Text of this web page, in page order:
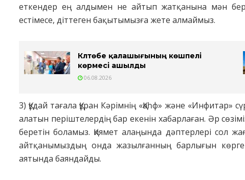
еткендер ең алдымен не айтып жатқанына мән
естімесе, діттеген бақытымызға жете алмаймыз.
Күлтөбе қалашығының көшпелі
көрмесі ашылды
06.08.2026
3) Құдай тағала Құран Кәрімнің «Қаһф» және
алатын періштелердің бар екенін хабарлаған. Әр
беретін боламыз. Қиямет алаңында дәптерлері сол
айтқанымыздың онда жазылғанның барлығын
аятында баяндайды.